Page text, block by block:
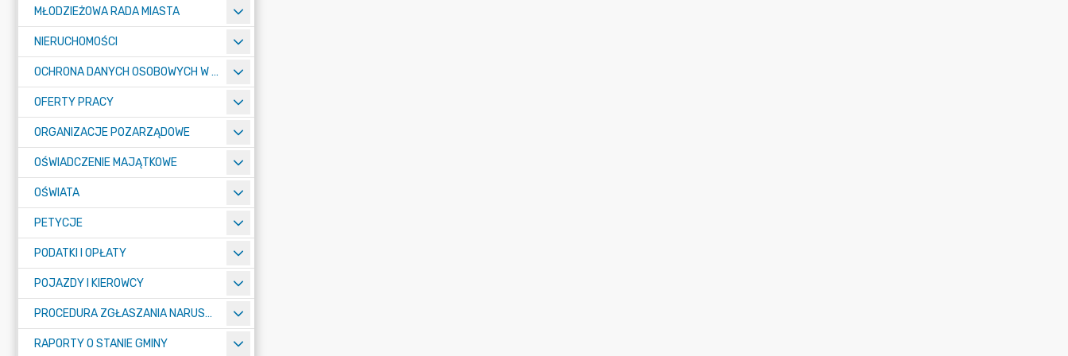
MŁODZIEŻOWA RADA MIASTA
NIERUCHOMOŚCI
OCHRONA DANYCH OSOBOWYCH W URZĘDZIE MIASTA ŻORY - RODO
OFERTY PRACY
ORGANIZACJE POZARZĄDOWE
OŚWIADCZENIE MAJĄTKOWE
OŚWIATA
PETYCJE
PODATKI I OPŁATY
POJAZDY I KIEROWCY
PROCEDURA ZGŁASZANIA NARUSZEŃ PRAWA
RAPORTY O STANIE GMINY